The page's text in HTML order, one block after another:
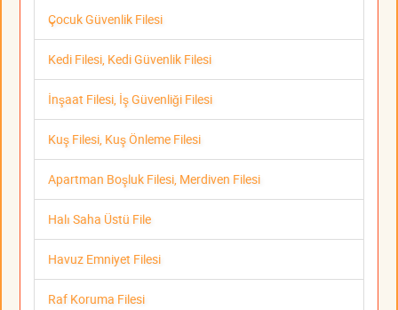
Çocuk Güvenlik Filesi
Kedi Filesi, Kedi Güvenlik Filesi
İnşaat Filesi, İş Güvenliği Filesi
Kuş Filesi, Kuş Önleme Filesi
Apartman Boşluk Filesi, Merdiven Filesi
Halı Saha Üstü File
Havuz Emniyet Filesi
Raf Koruma Filesi